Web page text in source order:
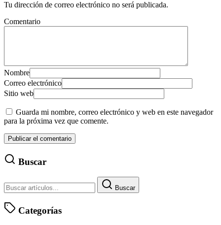
Tu dirección de correo electrónico no será publicada.
Comentario
Nombre
Correo electrónico
Sitio web
Guarda mi nombre, correo electrónico y web en este navegador
para la próxima vez que comente.
Buscar
Buscar
Categorías